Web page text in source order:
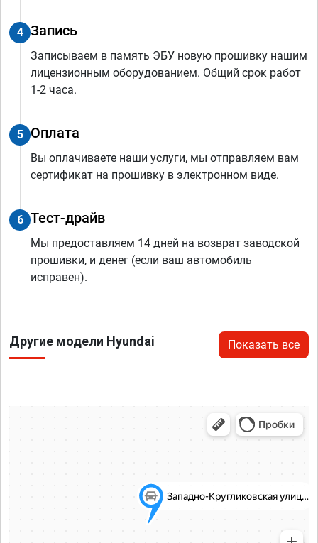
4 Запись
Записываем в память ЭБУ новую прошивку нашим
лицензионным оборудованием. Общий срок работ
1-2 часа.
5 Оплата
Вы оплачиваете наши услуги, мы отправляем вам
сертификат на прошивку в электронном виде.
6 Тест-драйв
Мы предоставляем 14 дней на возврат заводской
прошивки, и денег (если ваш автомобиль
исправен).
Другие модели Hyundai Показать все